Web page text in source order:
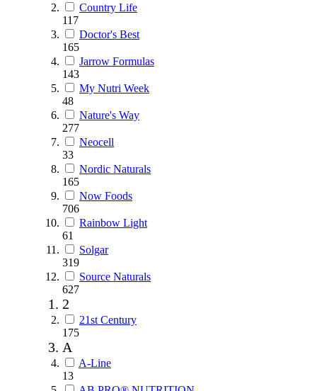
Country Life
117
Doctor's Best
165
Jarrow Formulas
143
My Nutri Week
48
Nature's Way
277
Neocell
33
Nordic Naturals
165
Now Foods
706
Rainbow Light
61
Solgar
319
Source Naturals
627
2
21st Century
175
A
A-Line
13